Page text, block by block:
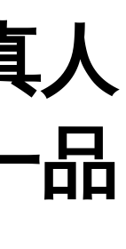
人
品